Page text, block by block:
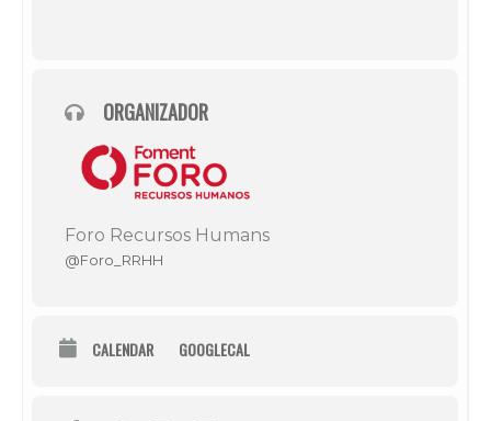
ORGANIZADOR
Foro Recursos Humans
@Foro_RRHH
CALENDAR GOOGLECAL